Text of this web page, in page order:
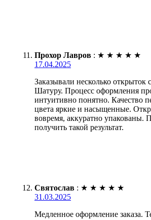
Прохор Лавров : ★ ★ ★ ★ ★
17.04.2025
Заказывали несколько открыток
Шатуру. Процесс оформления
интуитивно понятно. Качество
цвета яркие и насыщенные.
вовремя, аккуратно упакованы.
получить такой результат.
Святослав : ★ ★ ★ ★ ★
31.03.2025
Медленное оформление заказа.